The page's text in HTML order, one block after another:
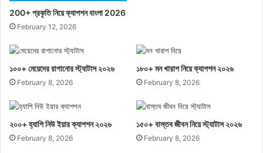
200+ প্রকৃতি নিয়ে ক্যাপশন বাংলা 2026
February 12, 2026
১০০+ মেয়েদের রাগানোর স্ট্যাটাস ২০২৬
February 8, 2026
১৮০+ মন খারাপ নিয়ে ক্যাপশন ২০২৬
February 8, 2026
২০০+ হ্যাপি নিউ ইয়ার ক্যাপশন ২০২৬
February 8, 2026
১৫০+ বাস্তব জীবন নিয়ে স্ট্যাটাস ২০২৬
February 8, 2026